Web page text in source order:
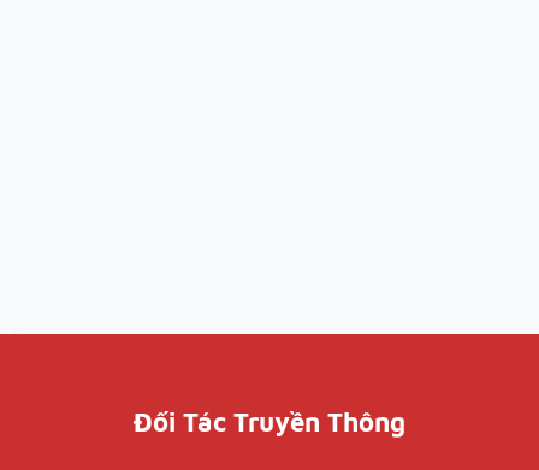
Đối Tác Truyền Thông